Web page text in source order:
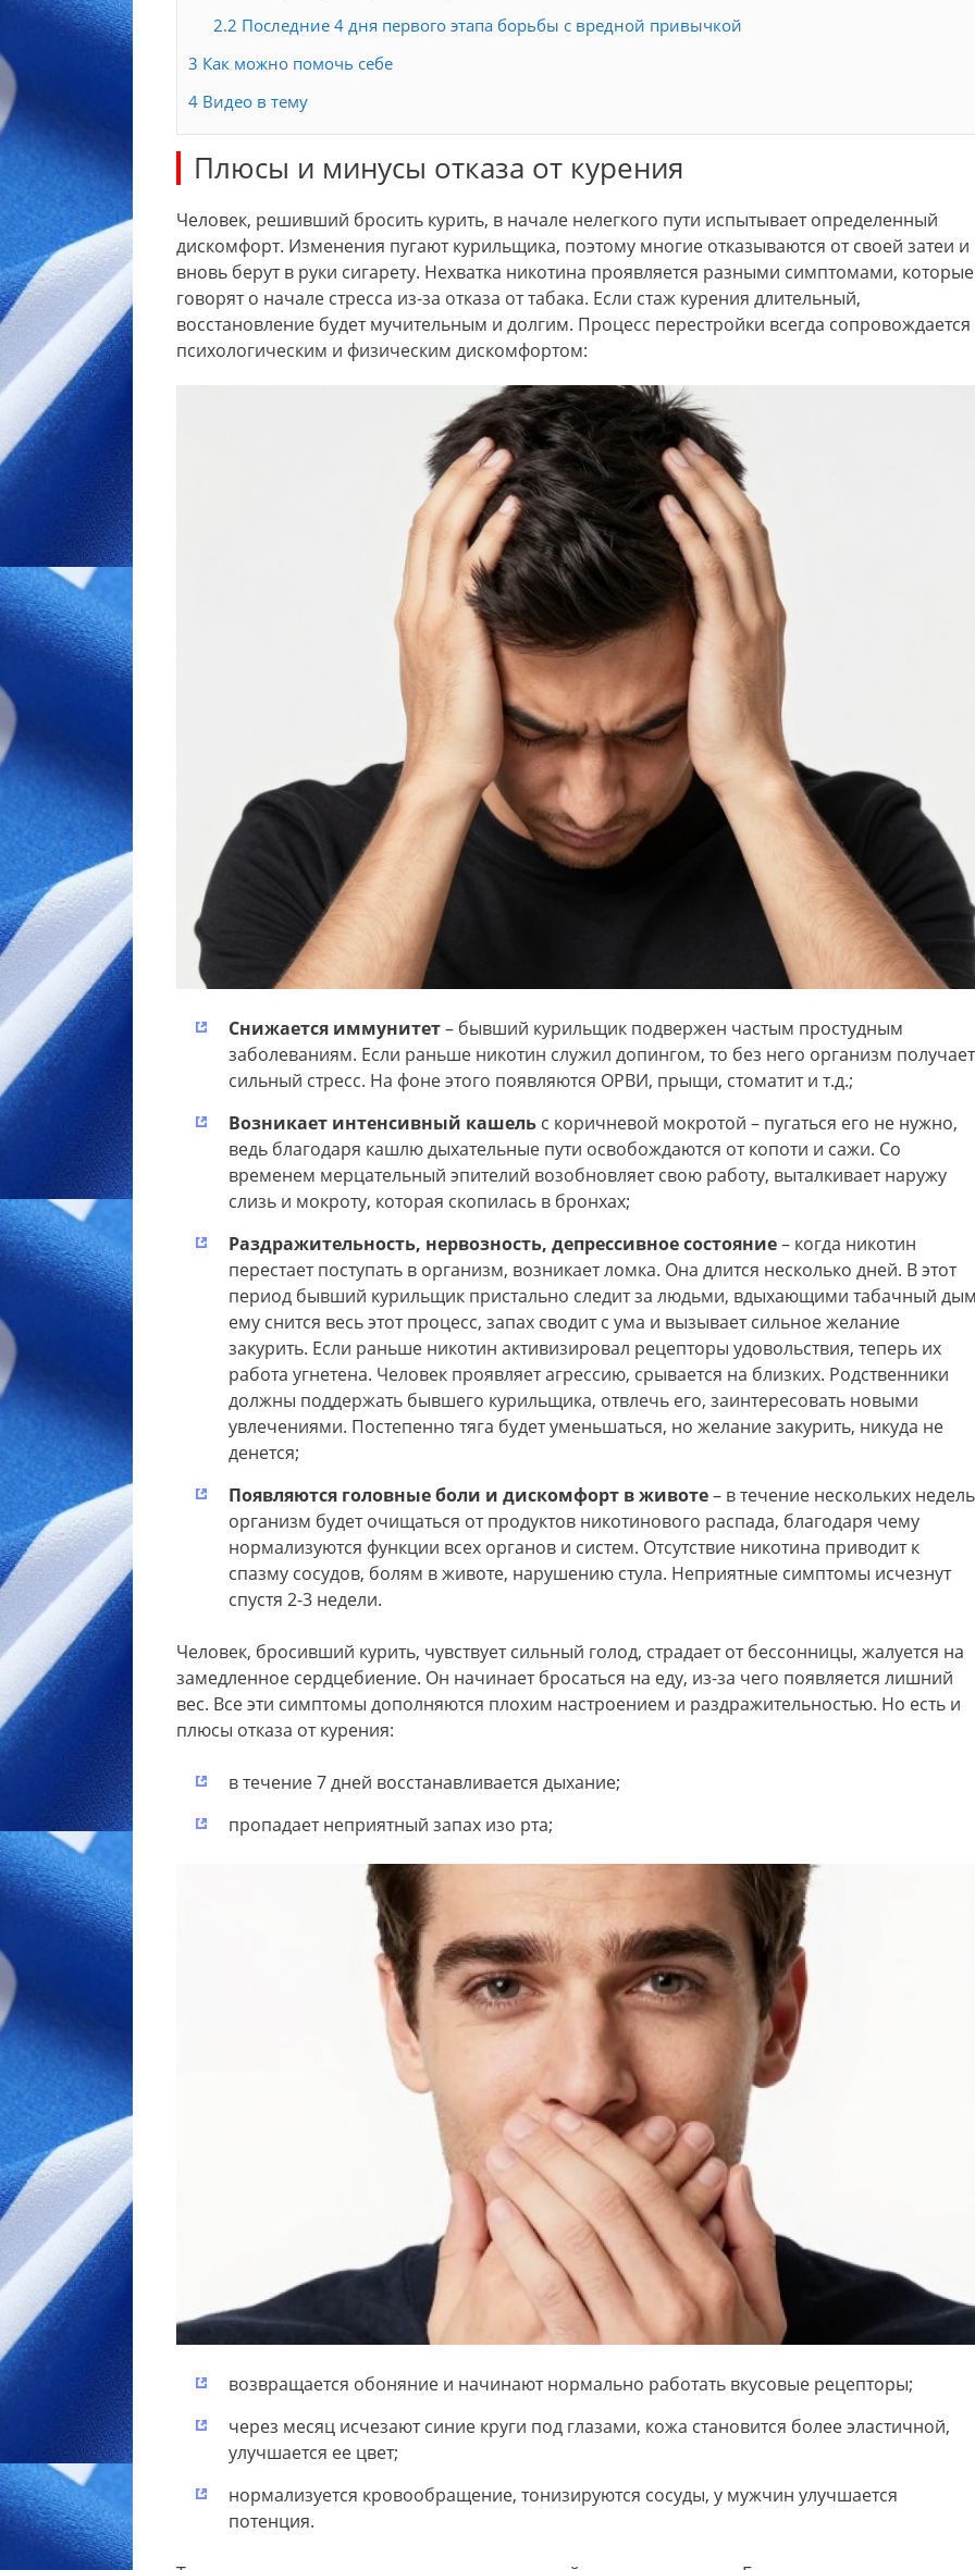
2.2 Последние 4 дня первого этапа борьбы с вредной привычкой
3 Как можно помочь себе
4 Видео в тему
Плюсы и минусы отказа от курения
Человек, решивший бросить курить, в начале нелегкого пути испытывает определенный
дискомфорт. Изменения пугают курильщика, поэтому многие отказываются от своей затеи и
вновь берут в руки сигарету. Нехватка никотина проявляется разными симптомами, которые
говорят о начале стресса из-за отказа от табака. Если стаж курения длительный,
восстановление будет мучительным и долгим. Процесс перестройки всегда сопровождается
психологическим и физическим дискомфортом:
Снижается иммунитет– бывший курильщик подвержен частым простудным
заболеваниям. Если раньше никотин служил допингом, то без него организм получает
сильный стресс. На фоне этого появляются ОРВИ, прыщи, стоматит и т.д.;
Возникает интенсивный кашель с коричневой мокротой – пугаться его не нужно,
ведь благодаря кашлю дыхательные пути освобождаются от копоти и сажи. Со
временем мерцательный эпителий возобновляет свою работу, выталкивает наружу
слизь и мокроту, которая скопилась в бронхах;
Раздражительность, нервозность, депрессивное состояние– когда никотин
перестает поступать в организм, возникает ломка. Она длится несколько дней. В этот
период бывший курильщик пристально следит за людьми, вдыхающими табачный
ему снится весь этот процесс, запах сводит с ума и вызывает сильное желание
закурить. Если раньше никотин активизировал рецепторы удовольствия, теперь их
работа угнетена. Человек проявляет агрессию, срывается на близких. Родственники
должны поддержать бывшего курильщика, отвлечь его, заинтересовать новыми
увлечениями. Постепенно тяга будет уменьшаться, но желание закурить, никуда не
денется;
Появляются головные боли и дискомфорт в животе– в течение нескольких недель
организм будет очищаться от продуктов никотинового распада, благодаря чему
нормализуются функции всех органов и систем. Отсутствие никотина приводит к
спазму сосудов, болям в животе, нарушению стула. Неприятные симптомы исчезнут
спустя 2-3 недели.
Человек, бросивший курить, чувствует сильный голод, страдает от бессонницы, жалуется на
замедленное сердцебиение. Он начинает бросаться на еду, из-за чего появляется лишний
вес. Все эти симптомы дополняются плохим настроением и раздражительностью. Но есть и
плюсы отказа от курения:
в течение 7 дней восстанавливается дыхание;
пропадает неприятный запах изо рта;
возвращается обоняние и начинают нормально работать вкусовые рецепторы;
через месяц исчезают синие круги под глазами, кожа становится более эластичной,
улучшается ее цвет;
нормализуется кровообращение, тонизируются сосуды, у мужчин улучшается
потенция.